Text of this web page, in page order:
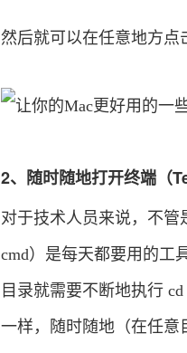
然后就可以在任意地方点
2、随时随地打开终端（
对于技术人员来说，不管
cmd）是每天都要用的工
目录就需要不断地执行
一样，随时随地（在任意